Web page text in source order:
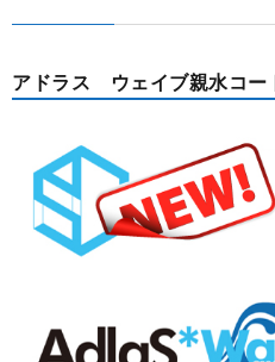
アドラス ウェイブ親水コー